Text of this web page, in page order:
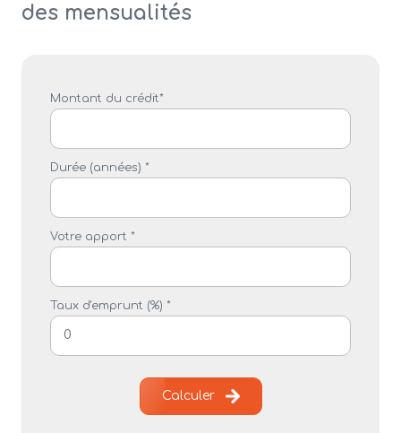
des mensualités
Montant du crédit*
Durée (années) *
Votre apport *
Taux d'emprunt (%) *
Calculer